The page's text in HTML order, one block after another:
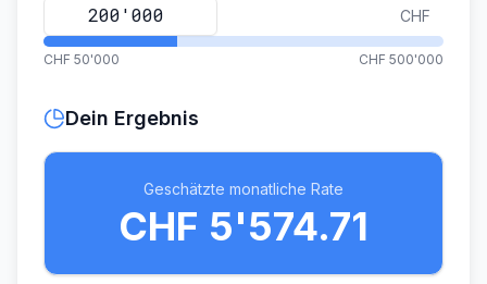
CHF
CHF 50'000 CHF 500'000
Dein Ergebnis
Geschätzte monatliche Rate
CHF 5'574.71